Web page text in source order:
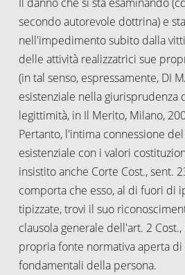
secondo autorevole dottrina) e
nell'impedimento subito dalla
delle attività realizzatrici sue
(in tal senso, espressamente, DI
esistenziale nella giurisprudenza
legittimità, in Il Merito, Milano,
Pertanto, l'intima connessione
esistenziale con i valori
insistito anche Corte Cost., sent.
comporta che esso, al di fuori di
tipizzate, trovi il suo
clausola generale dell'art. 2
propria fonte normativa aperta
fondamentali della persona.